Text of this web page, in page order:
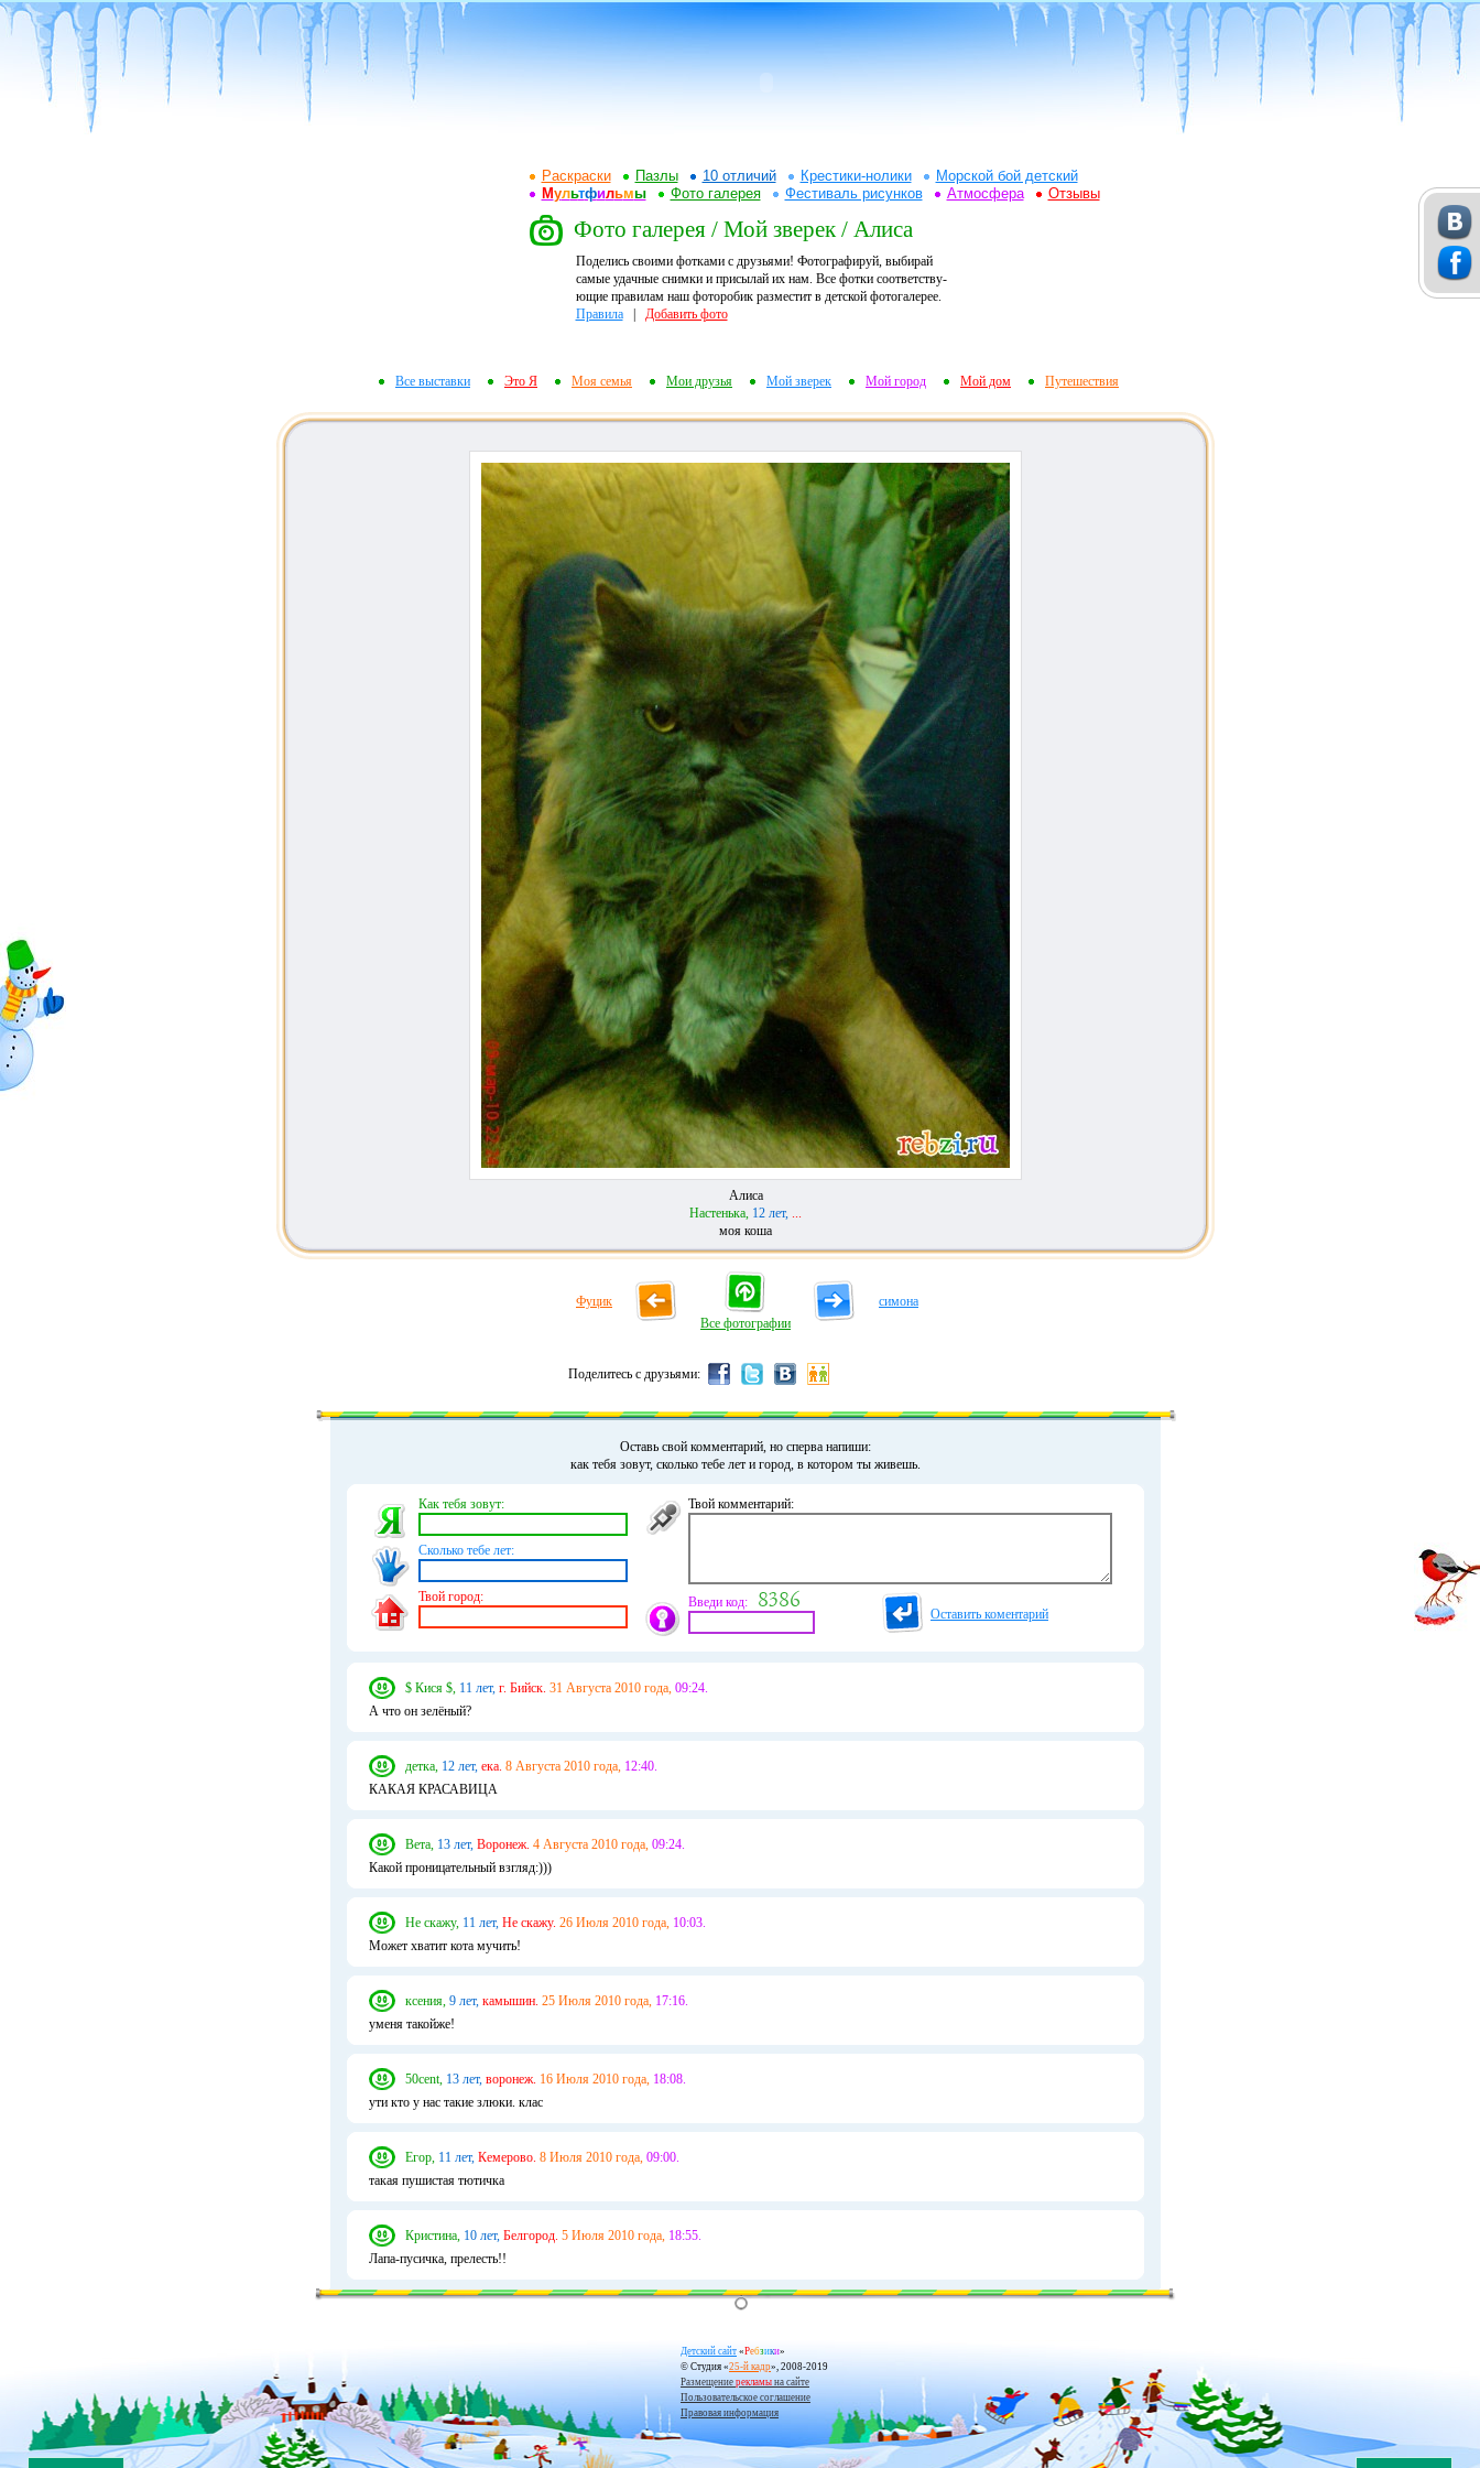
Раскраски Пазлы 10 отличий Крестики-нолики
Морской бой детский
Мультфильмы Фото галерея Фестиваль рисунков Атмосфера Отзывы
Фото галерея / Мой зверек / Алиса
Поделись своими фотками с друзьями! Фотографируй, выбирай
самые удачные снимки и присылай их нам. Все фотки соответству-
ющие правилам наш фоторобик разместит в детской фотогалерее.
Правила| Добавить фото
Все выставки Это Я Моя семья Мои друзья Мой зверек Мой город Мой дом Путешествия
Алиса
Настенька, 12 лет, ...
моя коша
Фуцик
Все фотографии
симона
Поделитесь с друзьями:
Оставь свой комментарий, но сперва напиши:
как тебя зовут, сколько тебе лет и город, в котором ты живешь.
Как тебя зовут:
Сколько тебе лет:
Твой город:
Твой комментарий:
Введи код:
Оставить коментарий
$ Кися $, 11 лет, г. Бийск. 31 Августа 2010 года, 09:24.
А что он зелёный?
детка, 12 лет, ека. 8 Августа 2010 года, 12:40.
КАКАЯ КРАСАВИЦА
Вета, 13 лет, Воронеж. 4 Августа 2010 года, 09:24.
Какой проницательный взгляд:)))
Не скажу, 11 лет, Не скажу. 26 Июля 2010 года, 10:03.
Может хватит кота мучить!
ксения, 9 лет, камышин. 25 Июля 2010 года, 17:16.
уменя такойже!
50сеnt, 13 лет, воронеж. 16 Июля 2010 года, 18:08.
ути кто у нас такие злюки. клас
Егор, 11 лет, Кемерово. 8 Июля 2010 года, 09:00.
такая пушистая тютичка
Кристина, 10 лет, Белгород. 5 Июля 2010 года, 18:55.
Лапа-пусичка, прелесть!!
Детский сайт «Ребзики»
© Студия «25-й кадр», 2008-2019
Размещение рекламы на сайте
Пользовательское соглашение
Правовая информация